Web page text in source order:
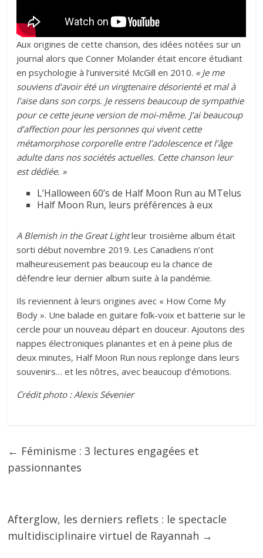
Aux origines de cette chanson, des idées notées sur un
journal alors que Conner Molander était encore étudiant
en psychologie à l’université McGill en 2010. « Je me
souviens d’avoir été un vingtenaire désorienté et mal à
l’aise dans son corps. Je ressens beaucoup de sympathie
pour ce cette jeune version de moi-même. J’ai beaucoup
d’affection pour les personnes qui vivent cette
métamorphose corporelle entre l’adolescence et l’âge
adulte dans nos sociétés actuelles. Cette chanson leur
est dédiée. »
L’Halloween 60’s de Half Moon Run au MTelus
Half Moon Run, leurs préférences à eux
A Blemish in the Great Lightleur troisième album était
sorti début novembre 2019. Les Canadiens n’ont
malheureusement pas beaucoup eu la chance de
défendre leur dernier album suite à la pandémie.
Ils reviennent à leurs origines avec « How Come My
Body ». Une balade en guitare folk-voix et batterie sur le
cercle pour un nouveau départ en douceur. Ajoutons des
nappes électroniques planantes et en à peine plus de
deux minutes, Half Moon Run nous replonge dans leurs
souvenirs… et les nôtres, avec beaucoup d’émotions.
Crédit photo : Alexis Sévenier
← Féminisme : 3 lectures engagées et
passionnantes
Afterglow, les derniers reflets : le spectacle
multidisciplinaire virtuel de Rayannah →